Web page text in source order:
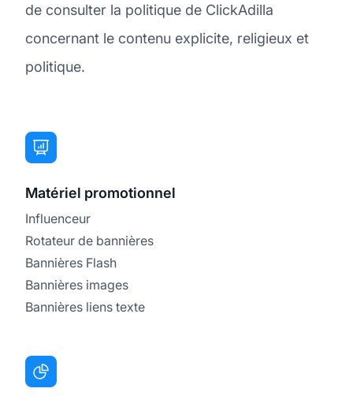
de consulter la politique de ClickAdilla
concernant le contenu explicite, religieux et
politique.
Matériel promotionnel
Influenceur
Rotateur de bannières
Bannières Flash
Bannières images
Bannières liens texte